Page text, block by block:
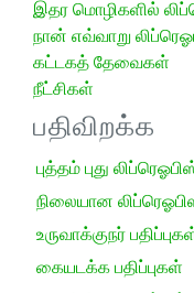
இதர மொழிகளில்
நான் எவ்வாறு
கட்டகத் தேவைகள்
நீட்சிகள்
பதிவிறக்க
புத்தம் புது
நிலையான
உருவாக்குநர்
கையடக்க பதிப்புகள்